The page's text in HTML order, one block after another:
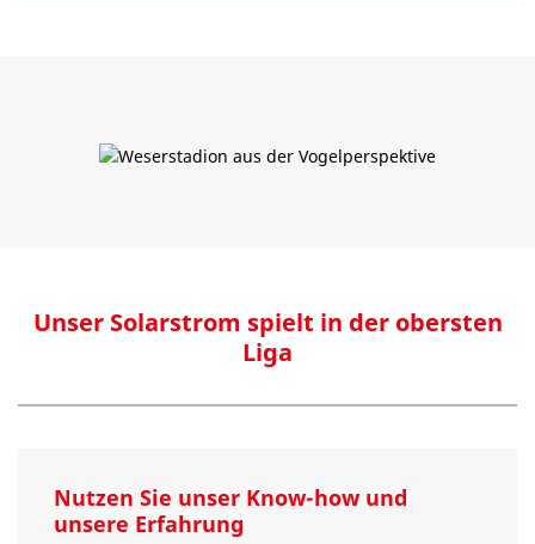
Unser Solarstrom spielt in der obersten
Liga
Nutzen Sie unser Know-how und
unsere Erfahrung